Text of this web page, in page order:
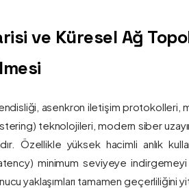
ve Küresel Ağ
asenkron iletişim protokolleri,
teknolojileri, modern siber
Özellikle yüksek hacimli anlık
minimum seviyeye
yaklaşımları tamamen geçerliliğini